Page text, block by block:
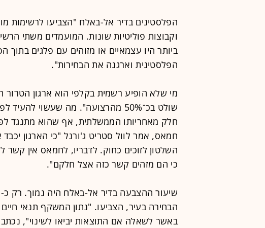
הפלסטינים בדיר אל-באלח "הצביעו לרשימות
וקבוצות פוליטיות שונות. המועמדים משתי
ביותר היו עצמאיים או מזוהים עם פלגים
הפלסטינית וארגנה את הבחירות".
מי שלא הופיע רשמית בקלפי הוא ארגון הטרור
שולט בכ־50% מהרצועה". מה שעשוי
חלק מאחריותו הממשלתית, אף שהוא מתנגד
חמאס, אמר לוול סטריט ג'ורנל "כי הארגון
השלטון לזוכים כחוק. לדבריו, לחמאס אין
כי הם מזהים קשר כזה אצל חלקם".
הבחירה בעיר, הצביעו. "נתון המשקף תנאי
באשר לשאלה אם התוצאות יביאו לשינוי",